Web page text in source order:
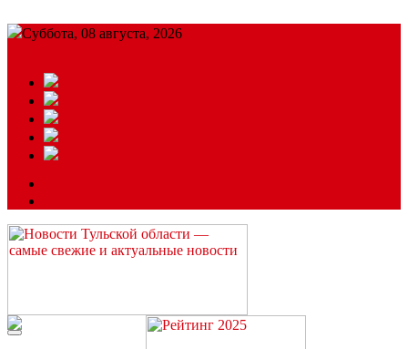
Суббота, 08 августа, 2026
Читайте последние новости дня в Тульской области на сайте
“ЗаНовомосковск”